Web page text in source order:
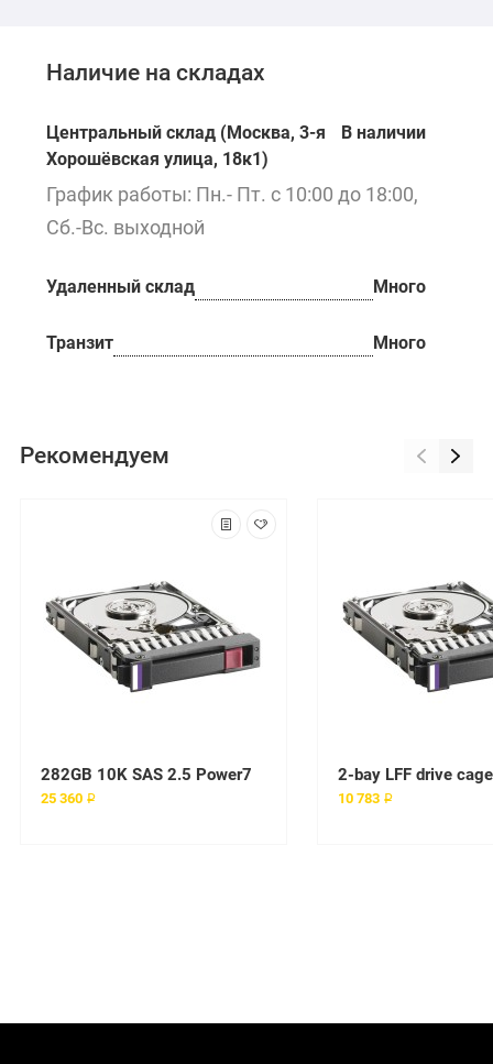
Наличие на складах
Центральный склад (Москва, 3-я
Хорошёвская улица, 18к1)
В наличии
График работы: Пн.- Пт. с 10:00 до 18:00,
Сб.-Вс. выходной
Удаленный склад Много
Транзит Много
Рекомендуем
282GB 10K SAS 2.5 Power7
25 360 ₽ 10 783 ₽